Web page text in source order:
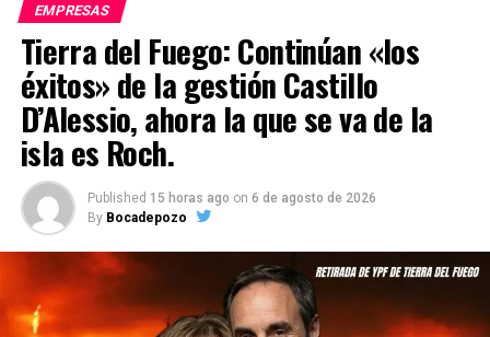
EMPRESAS
Tierra del Fuego: Continúan «los
éxitos» de la gestión Castillo
D’Alessio, ahora la que se va de la
isla es Roch.
Published 15 horas ago on 6 de agosto de 2026
By Bocadepozo